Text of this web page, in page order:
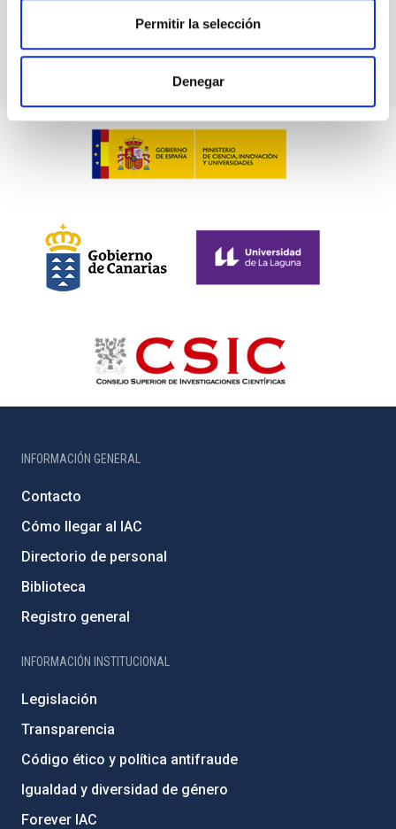
Permitir la selección
Denegar
INFORMACIÓN GENERAL
Contacto
Cómo llegar al IAC
Directorio de personal
Biblioteca
Registro general
INFORMACIÓN INSTITUCIONAL
Legislación
Transparencia
Código ético y política antifraude
Igualdad y diversidad de género
Forever IAC